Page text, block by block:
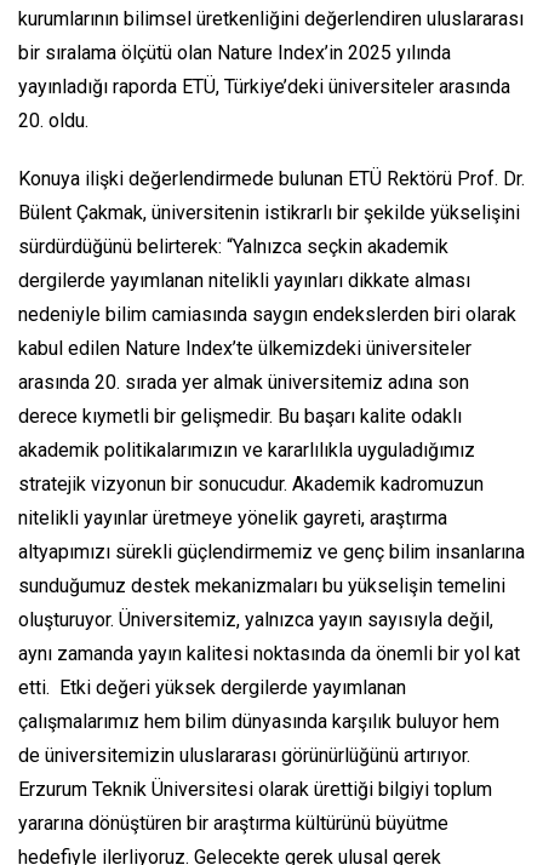
kurumlarının bilimsel üretkenliğini değerlendiren uluslararası
bir sıralama ölçütü olan Nature Index’in 2025 yılında
yayınladığı raporda ETÜ, Türkiye’deki üniversiteler arasında
20. oldu.
Konuya ilişki değerlendirmede bulunan ETÜ Rektörü Prof. Dr.
Bülent Çakmak, üniversitenin istikrarlı bir şekilde yükselişini
sürdürdüğünü belirterek: “Yalnızca seçkin akademik
dergilerde yayımlanan nitelikli yayınları dikkate alması
nedeniyle bilim camiasında saygın endekslerden biri olarak
kabul edilen Nature Index’te ülkemizdeki üniversiteler
arasında 20. sırada yer almak üniversitemiz adına son
derece kıymetli bir gelişmedir. Bu başarı kalite odaklı
akademik politikalarımızın ve kararlılıkla uyguladığımız
stratejik vizyonun bir sonucudur. Akademik kadromuzun
nitelikli yayınlar üretmeye yönelik gayreti, araştırma
altyapımızı sürekli güçlendirmemiz ve genç bilim insanlarına
sunduğumuz destek mekanizmaları bu yükselişin temelini
oluşturuyor. Üniversitemiz, yalnızca yayın sayısıyla değil,
aynı zamanda yayın kalitesi noktasında da önemli bir yol kat
etti. Etki değeri yüksek dergilerde yayımlanan
çalışmalarımız hem bilim dünyasında karşılık buluyor hem
de üniversitemizin uluslararası görünürlüğünü artırıyor.
Erzurum Teknik Üniversitesi olarak ürettiği bilgiyi toplum
yararına dönüştüren bir araştırma kültürünü büyütme
hedefiyle ilerliyoruz. Gelecekte gerek ulusal gerek